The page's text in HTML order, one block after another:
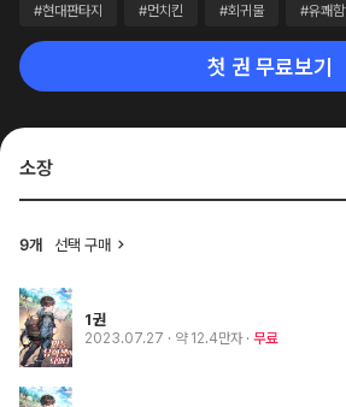
#현대판타지 #먼치킨 #회귀물 #유쾌함
첫 권 무료보기
소장
9개 선택 구매
1권
2023.07.27 · 약 12.4만자 무료